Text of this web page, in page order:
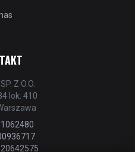
Z O.O.
lok. 410